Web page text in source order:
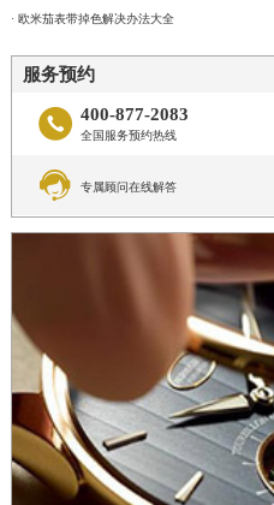
· 欧米茄表带掉色解决办法大全
服务预约
 400-877-2083
全国服务预约热线
 专属顾问在线解答